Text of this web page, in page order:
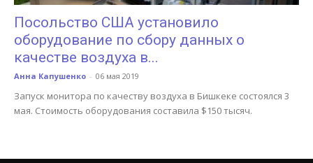
Посольство США установило
оборудование по сбору данных о
качестве воздуха в...
Анна Капушенко - 06 мая 2019
Запуск монитора по качеству воздуха в Бишкеке состоялся 3
мая. Стоимость оборудования составила $150 тысяч.